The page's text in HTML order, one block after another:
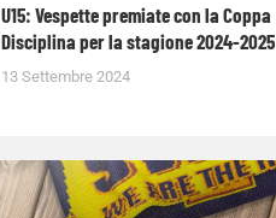
U15: Vespette premiate con la Coppa
Disciplina per la stagione 2024-2025
13 Settembre 2024